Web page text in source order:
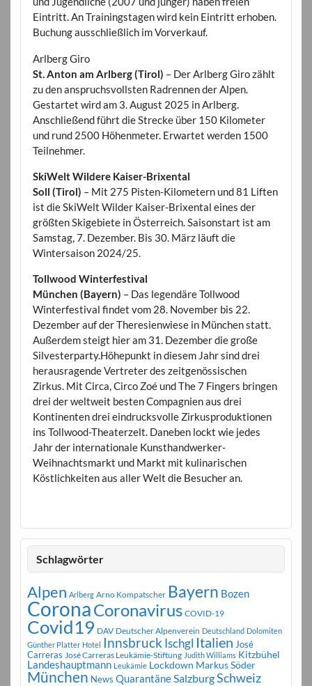
Eintritt. An Trainingstagen wird kein Eintritt erhoben.
Buchung ausschließlich im Vorverkauf.
Arlberg Giro
St. Anton am Arlberg (Tirol) – Der Arlberg Giro zählt
zu den anspruchsvollsten Radrennen der Alpen.
Gestartet wird am 3. August 2025 in Arlberg.
Anschließend führt die Strecke über 150 Kilometer
und rund 2500 Höhenmeter. Erwartet werden 1500
Teilnehmer.
SkiWelt Wildere Kaiser-Brixental
Soll (Tirol) – Mit 275 Pisten-Kilometern und 81 Liften
ist die SkiWelt Wilder Kaiser-Brixental eines der
größten Skigebiete in Österreich. Saisonstart ist am
Samstag, 7. Dezember. Bis 30. März läuft die
Wintersaison 2024/25.
Tollwood Winterfestival
München (Bayern) – Das legendäre Tollwood
Winterfestival findet vom 28. November bis 22.
Dezember auf der Theresienwiese in München statt.
Außerdem steigt hier am 31. Dezember die große
Silvesterparty.Höhepunkt in diesem Jahr sind drei
herausragende Vertreter des zeitgenössischen
Zirkus. Mit Circa, Circo Zoé und The 7 Fingers bringen
drei der weltweit besten Compagnien aus drei
Kontinenten drei eindrucksvolle Zirkusproduktionen
ins Tollwood-Theaterzelt. Daneben lockt wie jedes
Jahr der internationale Kunsthandwerker-
Weihnachtsmarkt und Markt mit kulinarischen
Köstlichkeiten aus aller Welt die Besucher an.
Schlagwörter
Alpen Arlberg Arno Kompatscher Bayern Bozen
CoronaCoronavirus COVID-19
Covid19 DAV Deutscher Alpenverein Deutschland Dolomiten
Günther Platter Hotel Innsbruck Ischgl Italien José
Carreras José Carreras Leukämie-Stiftung Judith Williams Kitzbühel
Landeshauptmann Leukämie Lockdown Markus Söder
München News Quarantäne SalzburgSchweiz